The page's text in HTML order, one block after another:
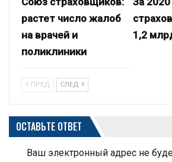
растет число жалоб
на врачей и
поликлиники
1,2
ПРЕД СЛЕД
ОСТАВЬТЕ ОТВЕТ
Ваш электронный адрес не